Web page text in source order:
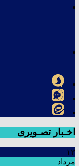
اخـبار تصـویری
۱۳
مرداد